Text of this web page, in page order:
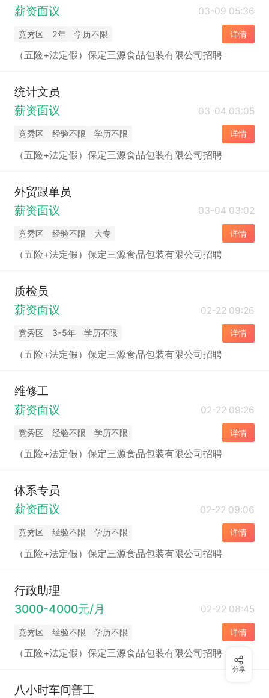
薪资面议
03-09 05:36
竞秀区 2年 学历不限 详情
（五险+法定假）保定三源食品包装有限公司招聘
统计文员
薪资面议
03-04 03:05
竞秀区 经验不限 学历不限 详情
（五险+法定假）保定三源食品包装有限公司招聘
外贸跟单员
薪资面议
03-04 03:02
竞秀区 经验不限 大专 详情
（五险+法定假）保定三源食品包装有限公司招聘
质检员
薪资面议
02-22 09:26
竞秀区 3-5年 学历不限 详情
（五险+法定假）保定三源食品包装有限公司招聘
维修工
薪资面议
02-22 09:26
竞秀区 经验不限 学历不限 详情
（五险+法定假）保定三源食品包装有限公司招聘
体系专员
薪资面议
02-22 09:06
竞秀区 经验不限 学历不限 详情
（五险+法定假）保定三源食品包装有限公司招聘
行政助理
3000-4000元/月
02-22 08:45
竞秀区 经验不限 学历不限 详情
（五险+法定假）保定三源食品包装有限公司招聘
八小时车间普工
分享